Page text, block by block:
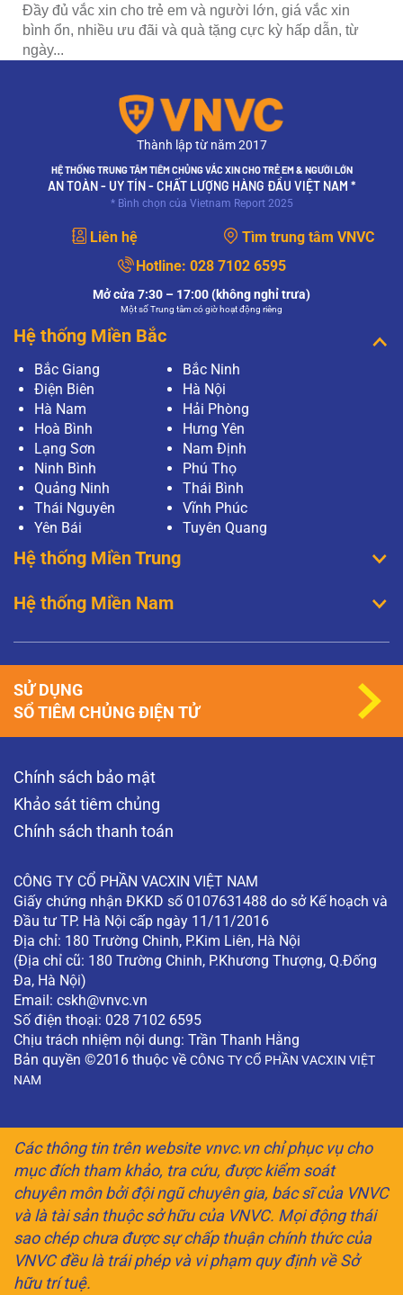
Đầy đủ vắc xin cho trẻ em và người lớn, giá vắc xin
bình ổn, nhiều ưu đãi và quà tặng cực kỳ hấp dẫn, từ
ngày...
Thành lập từ năm 2017
HỆ THỐNG TRUNG TÂM TIÊM CHỦNG VẮC XIN CHO TRẺ EM & NGƯỜI LỚN
AN TOÀN - UY TÍN - CHẤT LƯỢNG HÀNG ĐẦU VIỆT NAM *
* Bình chọn của Vietnam Report 2025
Liên hệ
Tìm trung tâm VNVC
Hotline: 028 7102 6595
Mở cửa 7:30 – 17:00 (không nghỉ trưa)
Một số Trung tâm có giờ hoạt động riêng
Hệ thống Miền Bắc
Bắc Giang
Bắc Ninh
Điện Biên
Hà Nội
Hà Nam
Hải Phòng
Hoà Bình
Hưng Yên
Lạng Sơn
Nam Định
Ninh Bình
Phú Thọ
Quảng Ninh
Thái Bình
Thái Nguyên
Vĩnh Phúc
Yên Bái
Tuyên Quang
Hệ thống Miền Trung
Hệ thống Miền Nam
Chính sách bảo mật
Khảo sát tiêm chủng
Chính sách thanh toán
CÔNG TY CỔ PHẦN VACXIN VIỆT NAM
Giấy chứng nhận ĐKKD số 0107631488 do sở Kế hoạch và
Đầu tư TP. Hà Nội cấp ngày 11/11/2016
Địa chỉ: 180 Trường Chinh, P.Kim Liên, Hà Nội
(Địa chỉ cũ: 180 Trường Chinh, P.Khương Thượng, Q.Đống
Đa, Hà Nội)
Email: cskh@vnvc.vn
Số điện thoại: 028 7102 6595
Chịu trách nhiệm nội dung: Trần Thanh Hằng
Bản quyền ©2016 thuộc về CÔNG TY CỔ PHẦN VACXIN VIỆT
NAM
SỬ DỤNG
SỔ TIÊM CHỦNG ĐIỆN TỬ
Các thông tin trên website vnvc.vn chỉ phục vụ cho
mục đích tham khảo, tra cứu, được kiểm soát
chuyên môn bởi đội ngũ chuyên gia, bác sĩ của VNVC
và là tài sản thuộc sở hữu của VNVC. Mọi động thái
sao chép chưa được sự chấp thuận chính thức của
VNVC đều là trái phép và vi phạm quy định về Sở
hữu trí tuệ.